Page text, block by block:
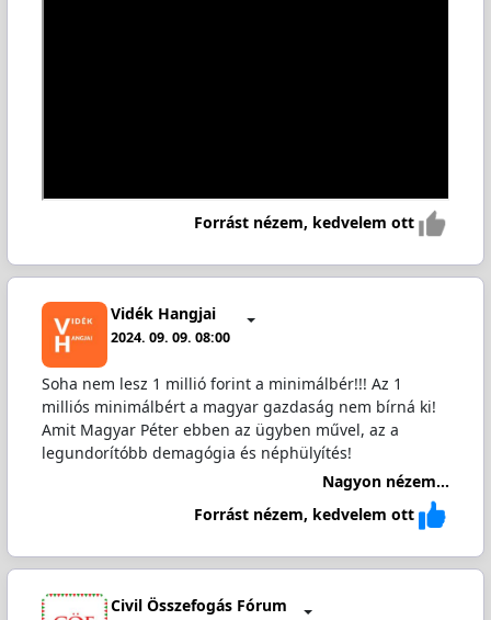
Forrást nézem, kedvelem ott
Vidék Hangjai
2024. 09. 09. 08:00
Soha nem lesz 1 millió forint a minimálbér!!! Az 1
milliós minimálbért a magyar gazdaság nem bírná ki!
Amit Magyar Péter ebben az ügyben művel, az a
legundorítóbb demagógia és néphülyítés!
Nagyon nézem...
Forrást nézem, kedvelem ott
Civil Összefogás Fórum